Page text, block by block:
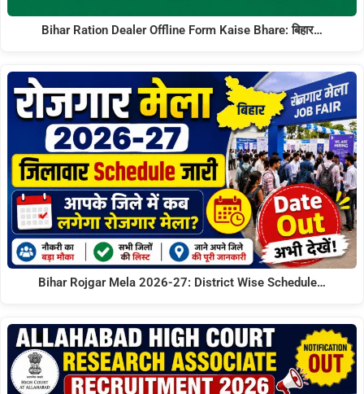
Bihar Ration Dealer Offline Form Kaise Bhare: बिहार…
Bihar Rojgar Mela 2026-27: District Wise Schedule…